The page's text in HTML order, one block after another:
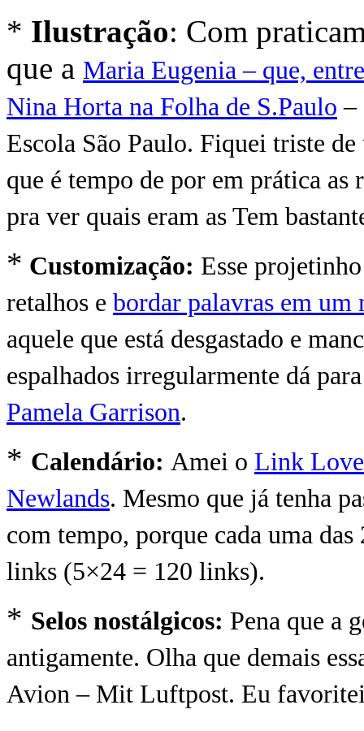
* Ilustração: Com
que a Maria Eugenia – que,
Nina Horta na Folha de S.Paulo –
Escola São Paulo. Fiquei triste
que é tempo de por em prática
pra ver quais eram as Tem
* Customização: Esse
retalhos e bordar palavras em
aquele que está desgastado e
espalhados irregularmente dá
Pamela Garrison.
* Calendário: Amei o Link
Newlands. Mesmo que já tenha
com tempo, porque cada uma
links (5×24 = 120 links).
* Selos nostálgicos: Pena que a
antigamente. Olha que demais
Avion – Mit Luftpost. Eu